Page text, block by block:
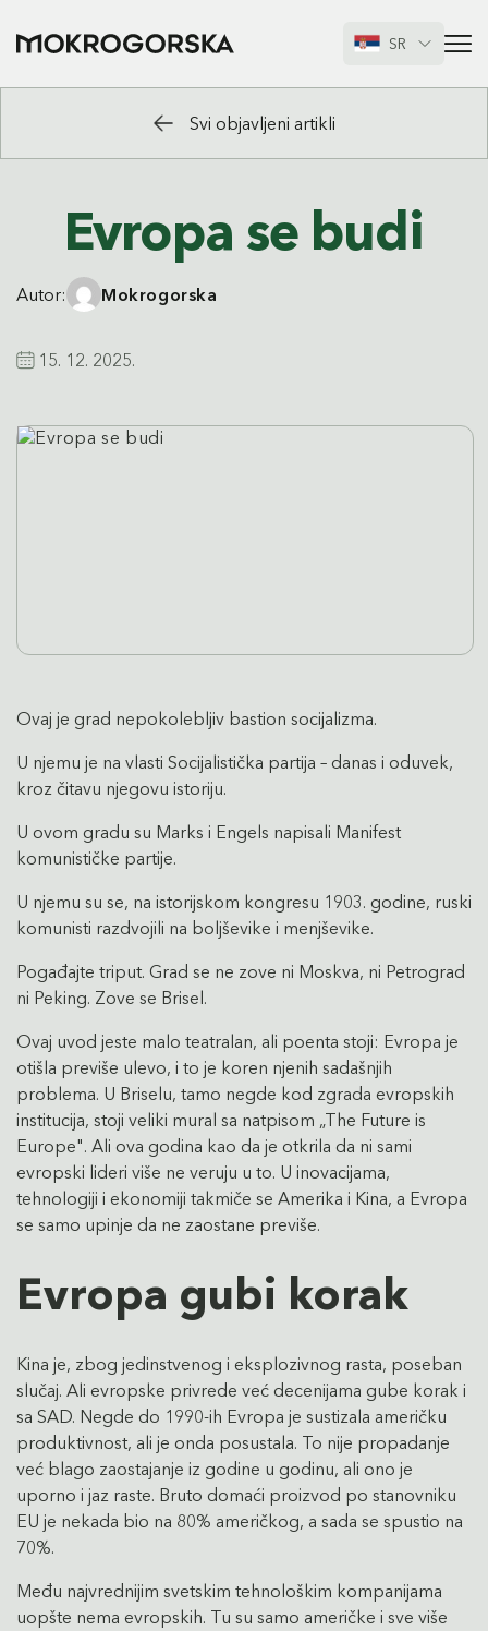
SR
Svi objavljeni artikli
Evropa se budi
Autor: Mokrogorska
15. 12. 2025.
Ovaj je grad nepokolebljiv bastion socijalizma.
U njemu je na vlasti Socijalistička partija – danas i oduvek,
kroz čitavu njegovu istoriju.
U ovom gradu su Marks i Engels napisali Manifest
komunističke partije.
U njemu su se, na istorijskom kongresu 1903. godine, ruski
komunisti razdvojili na boljševike i menjševike.
Pogađajte triput. Grad se ne zove ni Moskva, ni Petrograd
ni Peking. Zove se Brisel.
Ovaj uvod jeste malo teatralan, ali poenta stoji: Evropa je
otišla previše ulevo, i to je koren njenih sadašnjih
problema. U Briselu, tamo negde kod zgrada evropskih
institucija, stoji veliki mural sa natpisom „The Future is
Europe". Ali ova godina kao da je otkrila da ni sami
evropski lideri više ne veruju u to. U inovacijama,
tehnologiji i ekonomiji takmiče se Amerika i Kina, a Evropa
se samo upinje da ne zaostane previše.
Evropa gubi korak
Kina je, zbog jedinstvenog i eksplozivnog rasta, poseban
slučaj. Ali evropske privrede već decenijama gube korak i
sa SAD. Negde do 1990-ih Evropa je sustizala američku
produktivnost, ali je onda posustala. To nije propadanje
već blago zaostajanje iz godine u godinu, ali ono je
uporno i jaz raste. Bruto domaći proizvod po stanovniku
EU je nekada bio na 80% američkog, a sada se spustio na
70%.
Među najvrednijim svetskim tehnološkim kompanijama
uopšte nema evropskih. Tu su samo američke i sve više